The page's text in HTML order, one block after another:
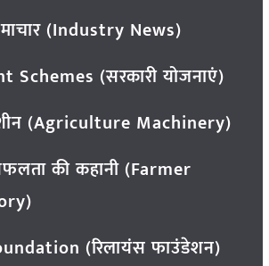
(Industry News)
Schemes (सरकारी योजनाएं)
(Agriculture Machinery)
की कहानी (Farmer
(रिलायंस फाउंडेशन)